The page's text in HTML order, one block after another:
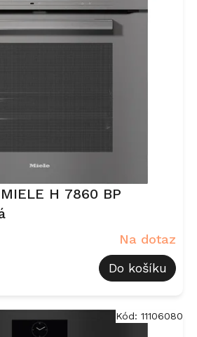
H 7860 BP
Na dotaz
Do košíku
Kód: 11106080